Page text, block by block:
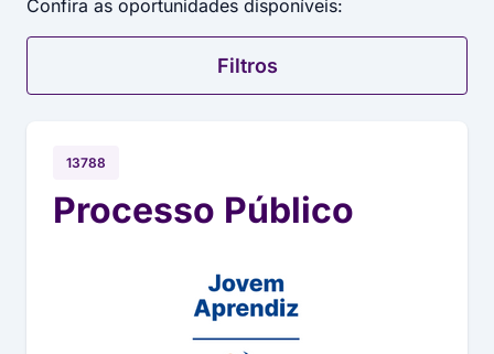
Confira as oportunidades disponíveis:
Filtros
13788
Processo Público